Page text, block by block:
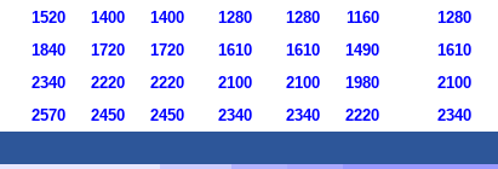
1520 1400 1400 1280 1280 1160
1280
1840 1720 1720 1610 1610 1490
1610
2340 2220 2220 2100 2100 1980
2100
2570 2450 2450 2340 2340 2220
2340